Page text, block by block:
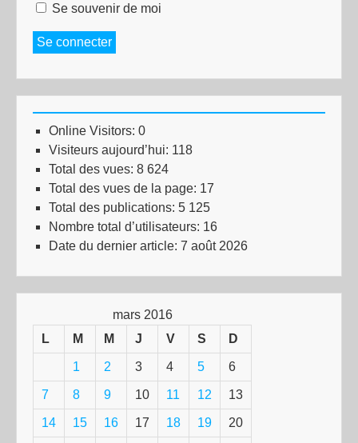
Se souvenir de moi
Se connecter
Online Visitors: 0
Visiteurs aujourd’hui: 118
Total des vues: 8 624
Total des vues de la page: 17
Total des publications: 5 125
Nombre total d’utilisateurs: 16
Date du dernier article: 7 août 2026
mars 2016
L
M M J V S D
1 2 3 4 5 6
7 8 9 10 11 12 13
14 15 16 17 18 19 20